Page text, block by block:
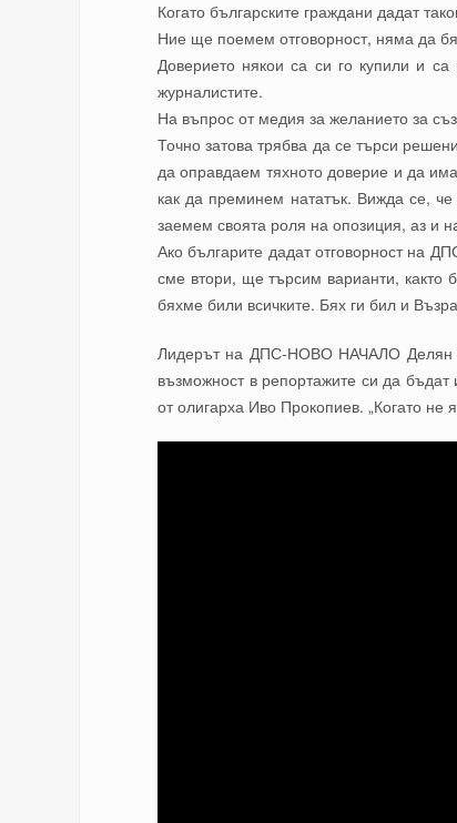
Когато българските граждани дадат
Ние ще поемем отговорност, няма да
Доверието някои са си го купили и
журналистите.
На въпрос от медия за желанието за
Точно затова трябва да се търси
да оправдаем тяхното доверие и да
как да преминем нататък. Вижда се,
заемем своята роля на опозиция, аз и
Ако българите дадат отговорност на
сме втори, ще търсим варианти, както
бяхме били всичките. Бях ги бил и
Лидерът на ДПС-НОВО НАЧАЛО Делян
възможност в репортажите си да бъдат
от олигарха Иво Прокопиев. „Когато